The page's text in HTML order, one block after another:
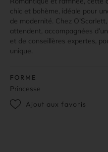
chic et bohème, idéale pour
de modernité. Chez
attendent, accompagnées
et de conseillères expertes,
unique.
FORME
Princesse
Ajout aux favoris